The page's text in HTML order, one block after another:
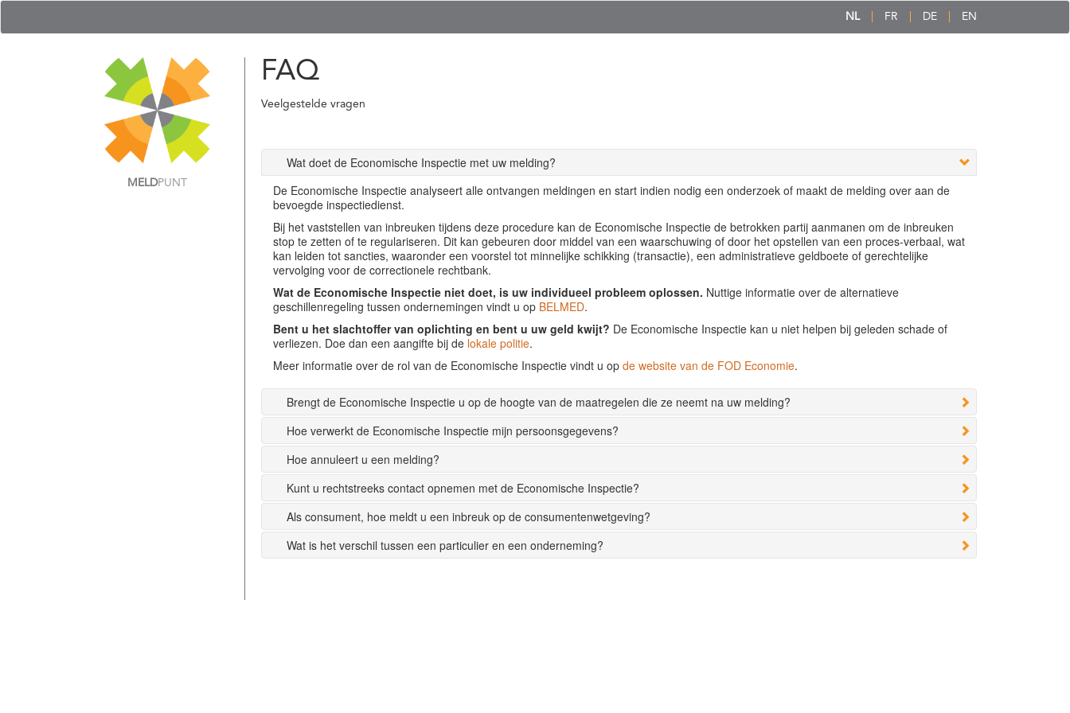
NL FR DE EN
MELDPUNT
FAQ
Veelgestelde vragen
Wat doet de Economische Inspectie met uw melding?
De Economische Inspectie analyseert alle ontvangen meldingen en start indien nodig een onderzoek of maakt de melding over aan de
bevoegde inspectiedienst.
Bij het vaststellen van inbreuken tijdens deze procedure kan de Economische Inspectie de betrokken partij aanmanen om de inbreuken
stop te zetten of te regulariseren. Dit kan gebeuren door middel van een waarschuwing of door het opstellen van een proces-verbaal, wat
kan leiden tot sancties, waaronder een voorstel tot minnelijke schikking (transactie), een administratieve geldboete of gerechtelijke
vervolging voor de correctionele rechtbank.
Wat de Economische Inspectie niet doet, is uw individueel probleem oplossen. Nuttige informatie over de alternatieve
geschillenregeling tussen ondernemingen vindt u op BELMED.
Bent u het slachtoffer van oplichting en bent u uw geld kwijt? De Economische Inspectie kan u niet helpen bij geleden schade of
verliezen. Doe dan een aangifte bij de lokale politie.
Meer informatie over de rol van de Economische Inspectie vindt u op de website van de FOD Economie.
Brengt de Economische Inspectie u op de hoogte van de maatregelen die ze neemt na uw melding?
Hoe verwerkt de Economische Inspectie mijn persoonsgegevens?
Hoe annuleert u een melding?
Kunt u rechtstreeks contact opnemen met de Economische Inspectie?
Als consument, hoe meldt u een inbreuk op de consumentenwetgeving?
Wat is het verschil tussen een particulier en een onderneming?